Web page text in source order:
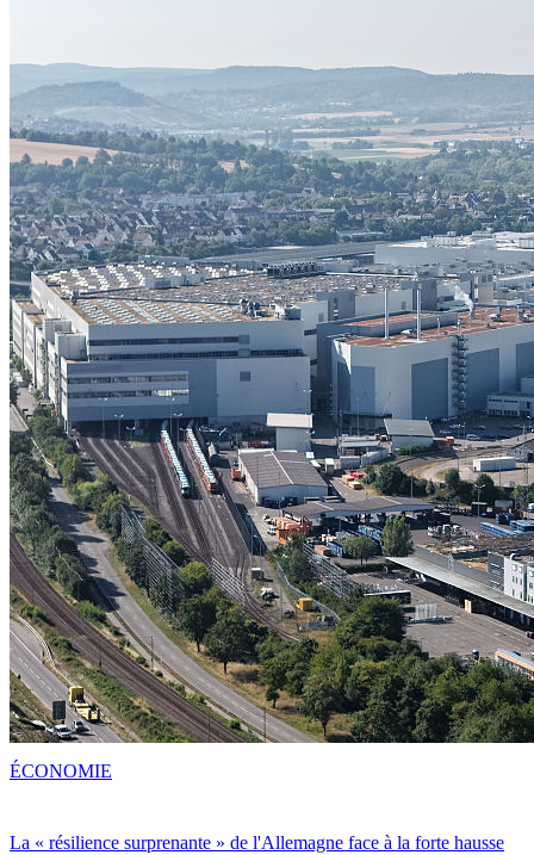
La « résilience surprenante » de l'Allemagne face à la forte hausse
ÉCONOMIE